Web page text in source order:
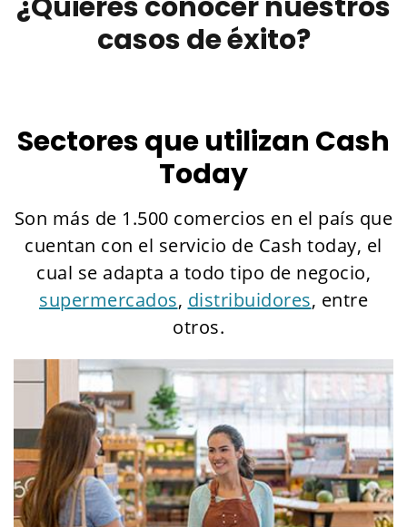
casos de éxito?
Sectores que utilizan Cash
Today
Son más de 1.500 comercios en el país que
cuentan con el servicio de Cash today, el
cual se adapta a todo tipo de negocio,
supermercados, distribuidores, entre
otros.